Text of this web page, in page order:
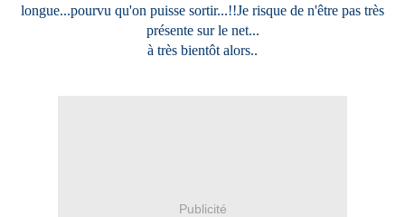
longue...pourvu qu'on puisse sortir...!!Je risque de n'être pas très
présente sur le net...
à très bientôt alors..
Publicité